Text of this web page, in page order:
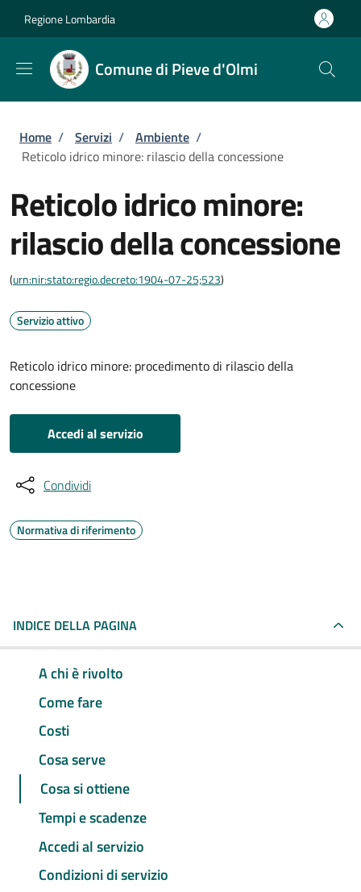
Regione Lombardia
Comune di Pieve d'Olmi
Briciole di pane
Home / Servizi / Ambiente /
Reticolo idrico minore: rilascio della concessione
Reticolo idrico minore:
rilascio della concessione
(urn:nir:stato:regio.decreto:1904-07-25;523)
Servizio attivo
Reticolo idrico minore: procedimento di rilascio della
concessione
Accedi al servizio
Condividi
Normativa di riferimento
INDICE DELLA PAGINA
A chi è rivolto
Come fare
Costi
Cosa serve
Cosa si ottiene
Tempi e scadenze
Accedi al servizio
Condizioni di servizio